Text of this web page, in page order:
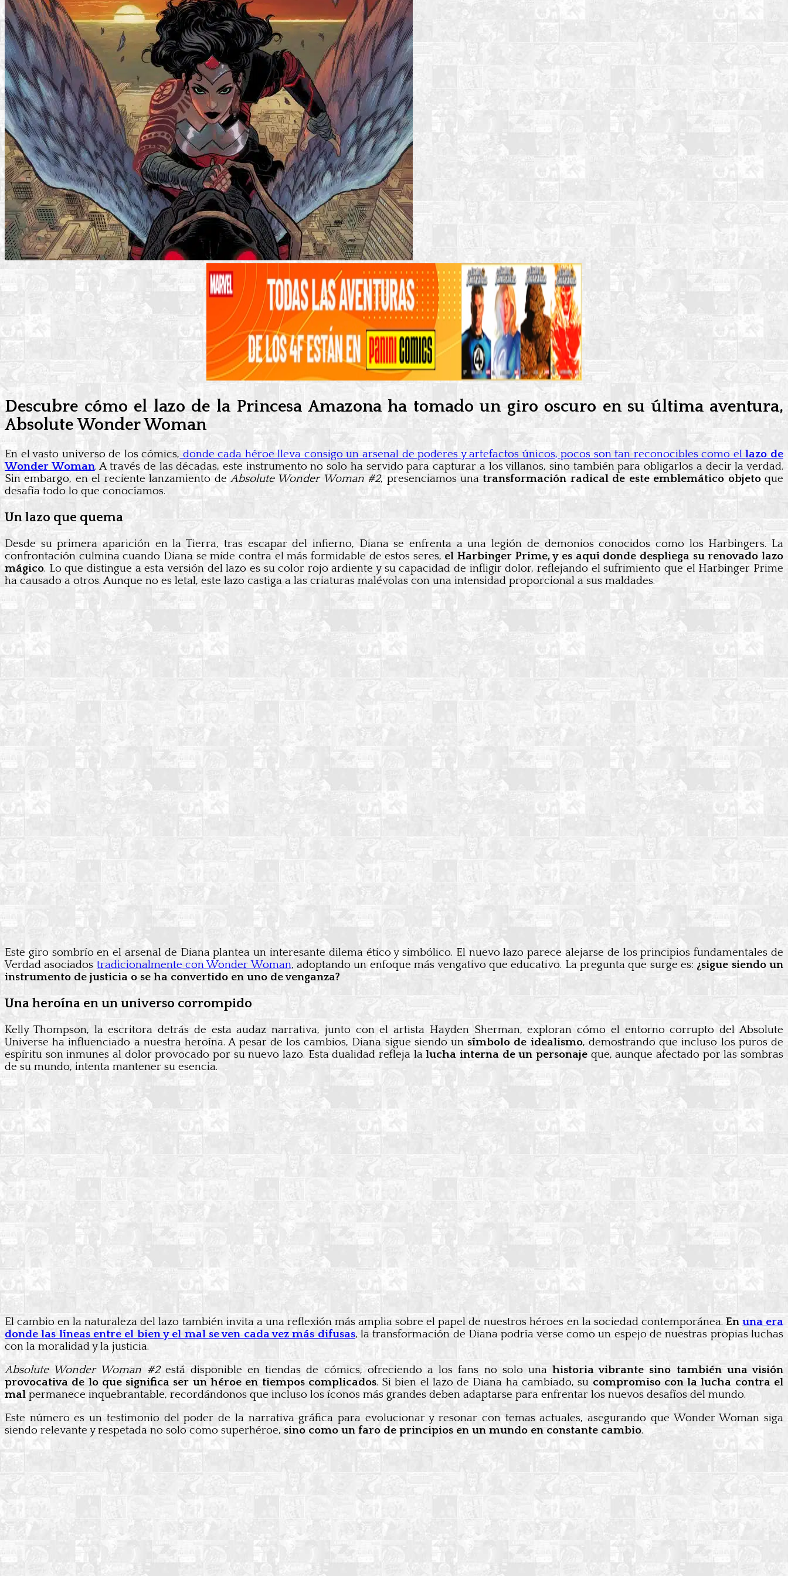
Descubre cómo el lazo de la Princesa Amazona ha tomado un giro oscuro en su última aventura,
Absolute Wonder Woman
En el vasto universo de los cómics, donde cada héroe lleva consigo un arsenal de poderes y artefactos únicos, pocos son tan reconocibles como ellazo de
Wonder Woman. A través de las décadas, este instrumento no solo ha servido para capturar a los villanos, sino también para obligarlos a decir la verdad.
Sin embargo, en el reciente lanzamiento deAbsolute Wonder Woman #2, presenciamos una transformación radical de este emblemático objetoque
desafía todo lo que conocíamos.
Un lazo que quema
Desde su primera aparición en la Tierra, tras escapar del infierno, Diana se enfrenta a una legión de demonios conocidos como los Harbingers. La
confrontación culmina cuando Diana se mide contra el más formidable de estos seres, el Harbinger Prime, y es aquí donde despliega su renovado lazo
mágico. Lo que distingue a esta versión del lazo es su color rojo ardiente y su capacidad de infligir dolor, reflejando el sufrimiento que el Harbinger Prime
ha causado a otros. Aunque no es letal, este lazo castiga a las criaturas malévolas con una intensidad proporcional a sus maldades.
Este giro sombrío en el arsenal de Diana plantea un interesante dilema ético y simbólico. El nuevo lazo parece alejarse de los principios fundamentales de
Verdad asociados tradicionalmente con Wonder Woman, adoptando un enfoque más vengativo que educativo. La pregunta que surge es: ¿sigue siendo un
instrumento de justicia o se ha convertido en uno de venganza?
Una heroína en un universo corrompido
Kelly Thompson, la escritora detrás de esta audaz narrativa, junto con el artista Hayden Sherman, exploran cómo el entorno corrupto del Absolute
Universe ha influenciado a nuestra heroína. A pesar de los cambios, Diana sigue siendo un símbolo de idealismo, demostrando que incluso los puros de
espíritu son inmunes al dolor provocado por su nuevo lazo. Esta dualidad refleja lalucha interna de un personaje que, aunque afectado por las sombras
de su mundo, intenta mantener su esencia.
El cambio en la naturaleza del lazo también invita a una reflexión más amplia sobre el papel de nuestros héroes en la sociedad contemporánea. En una era
donde las líneas entre el bien y el mal se ven cada vez más difusas, la transformación de Diana podría verse como un espejo de nuestras propias luchas
con la moralidad y la justicia.
Absolute Wonder Woman #2está disponible en tiendas de cómics, ofreciendo a los fans no solo unahistoria vibrante sino también una visión
provocativa de lo que significa ser un héroe en tiempos complicados. Si bien el lazo de Diana ha cambiado, su compromiso con la lucha contra el
mal permanece inquebrantable, recordándonos que incluso los íconos más grandes deben adaptarse para enfrentar los nuevos desafíos del mundo.
Este número es un testimonio del poder de la narrativa gráfica para evolucionar y resonar con temas actuales, asegurando que Wonder Woman siga
siendo relevante y respetada no solo como superhéroe,sino como un faro de principios en un mundo en constante cambio.